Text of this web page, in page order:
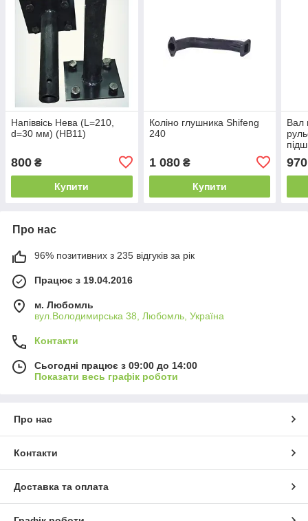
Напіввісь Нева (L=210,
d=30 мм) (НВ11)
800 ₴
Купити
Коліно глушника Shifeng
240
1 080₴
Купити
Вал
970
Про нас
96% позитивних з 235 відгуків за рік
Працює з 19.04.2016
м. Любомль
вул.Володимирська 38, Любомль, Україна
Контакти
Сьогодні працює з 09:00 до 14:00
Показати весь графік роботи
Про нас
Контакти
Доставка та оплата